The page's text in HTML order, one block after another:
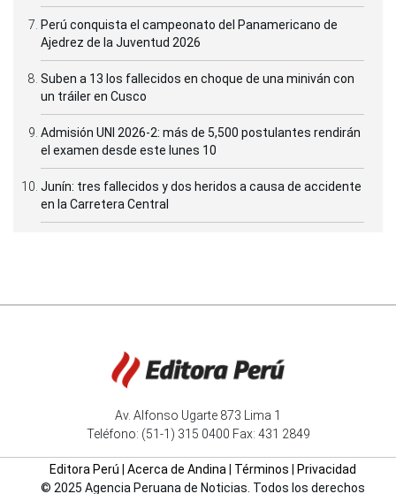
Perú conquista el campeonato del Panamericano de
Ajedrez de la Juventud 2026
Suben a 13 los fallecidos en choque de una miniván con
un tráiler en Cusco
Admisión UNI 2026-2: más de 5,500 postulantes rendirán
el examen desde este lunes 10
Junín: tres fallecidos y dos heridos a causa de accidente
en la Carretera Central
Av. Alfonso Ugarte 873 Lima 1
Teléfono: (51-1) 315 0400 Fax: 431 2849
Editora Perú Acerca de Andina Términos
Privacidad
© 2025 Agencia Peruana de Noticias. Todos los derechos